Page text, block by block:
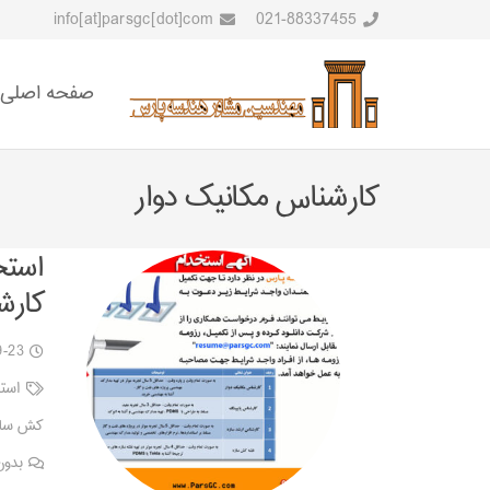
021-88337455
info[at]parsgc[dot]com
صفحه اصلی
کارشناس مکانیک دوار
23
کش